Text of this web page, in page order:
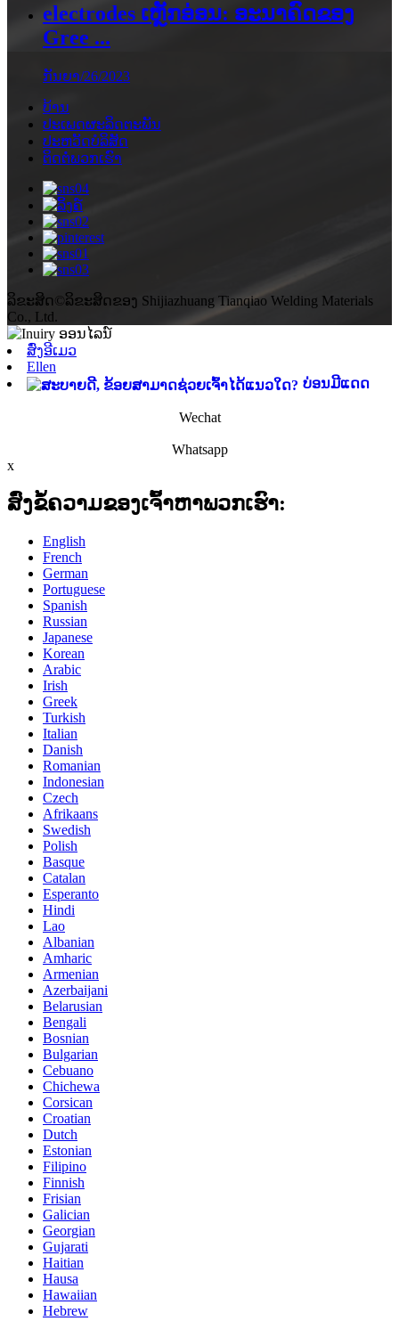
electrodes ເຫຼັກອ່ອນ: ອະນາຄົດຂອງ
Gree ...
ກັນຍາ/26/2023
ບ້ານ
ປະເພດຜະລິດຕະພັນ
ປະ​ຫວັດ​ບໍ​ລິ​ສັດ
ຕິດ​ຕໍ່​ພວກ​ເຮົາ
ລິຂະສິດ©ລິຂະສິດຂອງ Shijiazhuang Tianqiao Welding Materials
Co., Ltd.
ສົ່ງອີເມວ
Ellen
ບ່ອນມີແດດ
Wechat
Whatsapp
x
ສົ່ງຂໍ້ຄວາມຂອງເຈົ້າຫາພວກເຮົາ:
English
French
German
Portuguese
Spanish
Russian
Japanese
Korean
Arabic
Irish
Greek
Turkish
Italian
Danish
Romanian
Indonesian
Czech
Afrikaans
Swedish
Polish
Basque
Catalan
Esperanto
Hindi
Lao
Albanian
Amharic
Armenian
Azerbaijani
Belarusian
Bengali
Bosnian
Bulgarian
Cebuano
Chichewa
Corsican
Croatian
Dutch
Estonian
Filipino
Finnish
Frisian
Galician
Georgian
Gujarati
Haitian
Hausa
Hawaiian
Hebrew